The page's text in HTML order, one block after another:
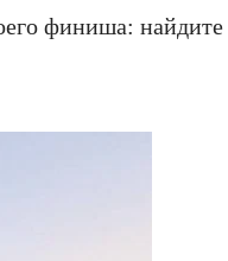
финиша: